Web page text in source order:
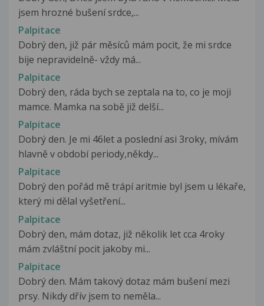
jsem hrozné bušení srdce,...
Palpitace
Dobrý den, již pár měsíců mám pocit, že mi srdce
bije nepravidelně- vždy má...
Palpitace
Dobrý den, ráda bych se zeptala na to, co je moji
mamce. Mamka na sobě již delší...
Palpitace
Dobrý den. Je mi 46let a poslední asi 3roky, mívám
hlavně v období periody,někdy...
Palpitace
Dobrý den pořád mě trápí aritmie byl jsem u lékaře,
který mi dělal vyšetření...
Palpitace
Dobrý den, mám dotaz, již několik let cca 4roky
mám zvláštní pocit jakoby mi...
Palpitace
Dobrý den. Mám takový dotaz mám bušení mezi
prsy. Nikdy dřív jsem to neměla...